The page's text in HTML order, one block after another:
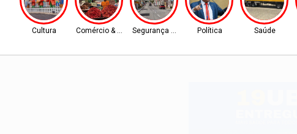
Cultura Comércio & TurismoSegurança Pública Política Saúde